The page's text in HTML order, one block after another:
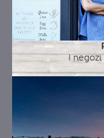
I